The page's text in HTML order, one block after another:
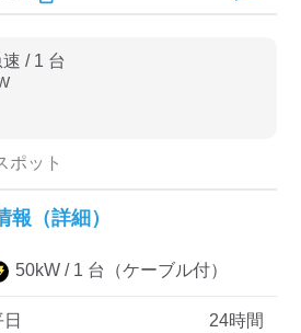
/ 1 台
ポット
（詳細）
50kW / 1 台 （ケーブル付）
24時間